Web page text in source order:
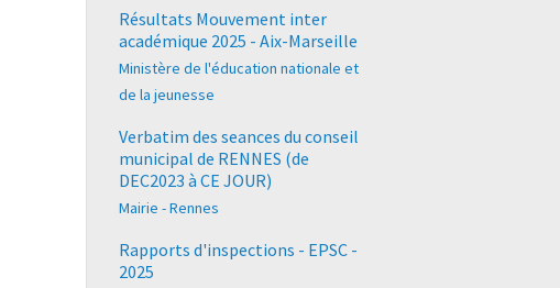
Résultats Mouvement inter
académique 2025 - Aix-Marseille
Ministère de l'éducation nationale et
de la jeunesse
Verbatim des seances du conseil
municipal de RENNES (de
DEC2023 à CE JOUR)
Mairie - Rennes
Rapports d'inspections - EPSC -
2025